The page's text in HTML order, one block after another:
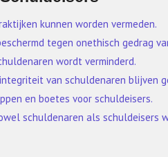
kunnen worden vermeden.
tegen onethisch gedrag
wordt verminderd.
van schuldenaren blijven
en boetes voor schuldeisers.
schuldenaren als schuldeisers